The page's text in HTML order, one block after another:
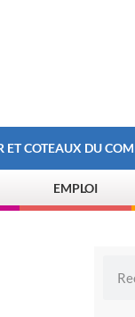
ET COTEAUX DU
EMPLOI